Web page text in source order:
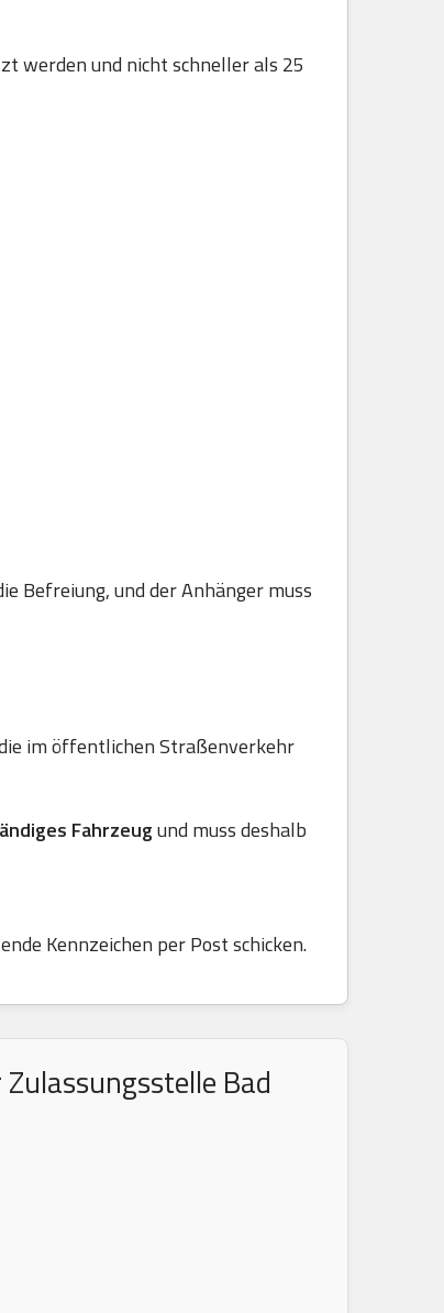
werden und nicht schneller als 25
Befreiung, und der Anhänger muss
im öffentlichen Straßenverkehr
Fahrzeugund muss deshalb
Kennzeichen per Post schicken.
Bad